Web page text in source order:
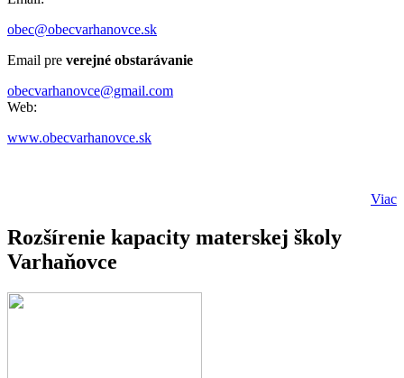
obec@obecvarhanovce.sk
Email pre verejné obstarávanie
obecvarhanovce@gmail.com
Web:
www.obecvarhanovce.sk
Viac
Rozšírenie kapacity materskej školy
Varhaňovce